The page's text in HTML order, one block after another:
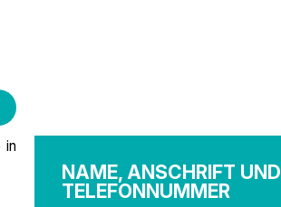
in
NAME, ANSCHRIFT UND
TELEFONNUMMER